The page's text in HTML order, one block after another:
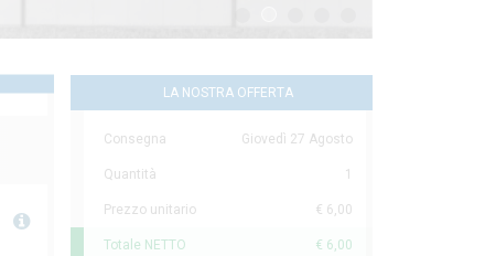
LA NOSTRA OFFERTA
Consegna Giovedì 27 Agosto
Quantità 1
Prezzo unitario € 6,00
Totale NETTO € 6,00